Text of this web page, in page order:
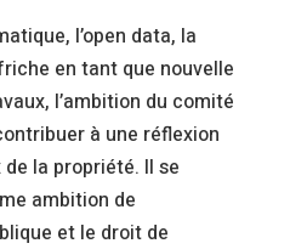
l’open data, la
en tant que nouvelle
l’ambition du comité
à une réflexion
la propriété. Il se
ambition de
et le droit de